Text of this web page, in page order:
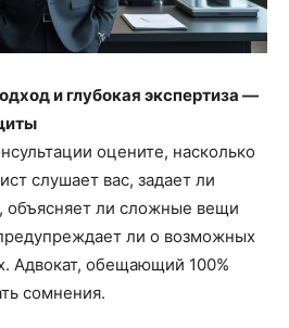
и глубокая экспертиза —
оцените, насколько
слушает вас, задает ли
ли сложные вещи
ли о возможных
Адвокат, обещающий 100%
сомнения.